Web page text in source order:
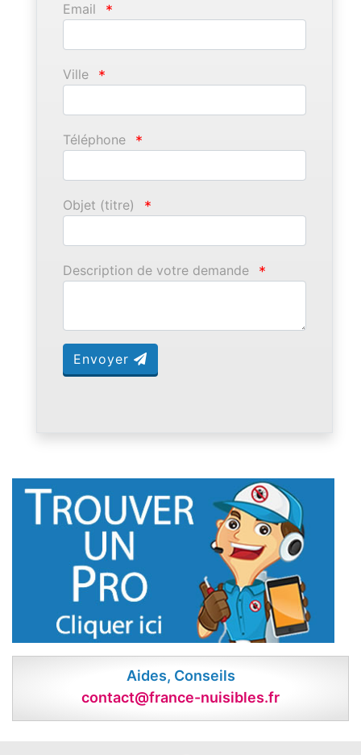
Email *
Ville *
Téléphone *
Objet (titre) *
Description de votre demande *
Envoyer
Aides, Conseils
contact@france-nuisibles.fr